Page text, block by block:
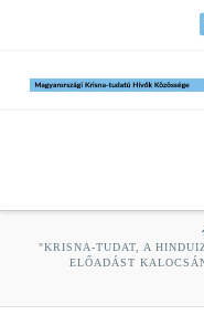
"KRISNA-TUDAT, A
ELŐADÁST